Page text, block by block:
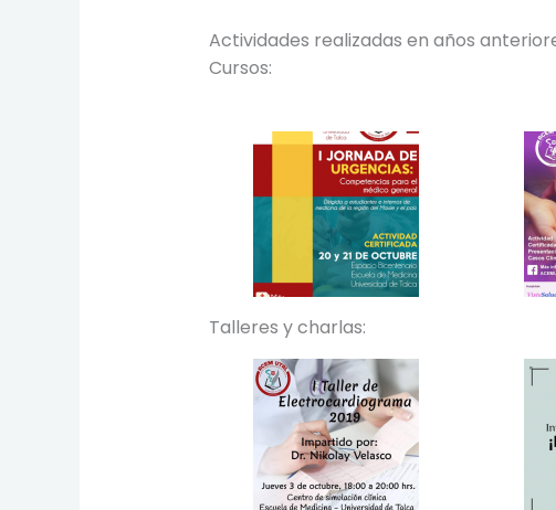
Actividades realizadas en años
Cursos:
Talleres y charlas: